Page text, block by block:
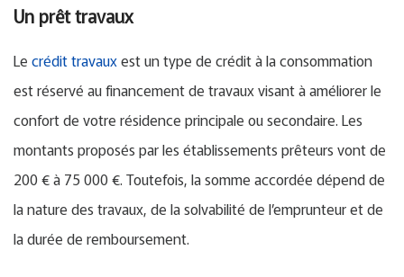
Un prêt travaux
Le crédit travauxest un type de crédit à la consommation
est réservé au financement de travaux visant à améliorer le
confort de votre résidence principale ou secondaire. Les
montants proposés par les établissements prêteurs vont de
200 € à 75 000 €. Toutefois, la somme accordée dépend de
la nature des travaux, de la solvabilité de l’emprunteur et de
la durée de remboursement.